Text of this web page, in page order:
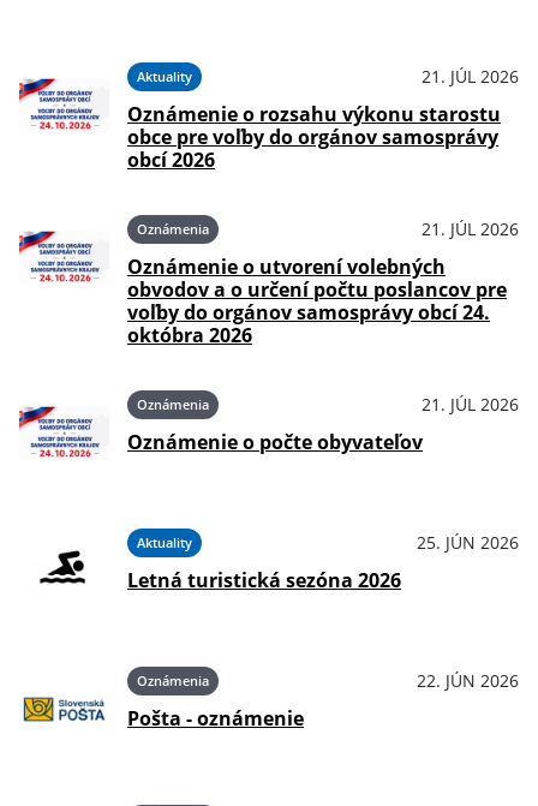
Aktuality 21. JÚL 2026
Oznámenie o rozsahu výkonu starostu
obce pre voľby do orgánov samosprávy
obcí 2026
Oznámenia 21. JÚL 2026
Oznámenie o utvorení volebných
obvodov a o určení počtu poslancov pre
voľby do orgánov samosprávy obcí 24.
októbra 2026
Oznámenia 21. JÚL 2026
Oznámenie o počte obyvateľov
Aktuality 25. JÚN 2026
Letná turistická sezóna 2026
Oznámenia 22. JÚN 2026
Pošta - oznámenie